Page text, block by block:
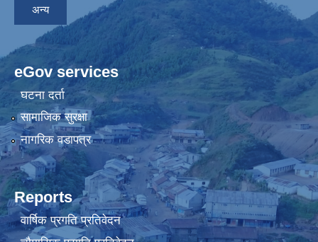
अन्य
eGov services
घटना दर्ता
सामाजिक सुरक्षा
नागरिक वडापत्र
Reports
वार्षिक प्रगति प्रतिवेदन